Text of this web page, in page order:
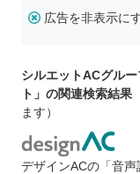
広告を非表示に
シルエットACグル
ト」の関連検索結果
ます）
デザインACの「音